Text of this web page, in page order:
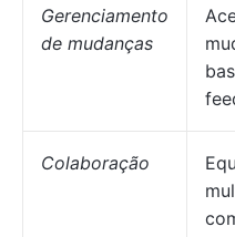
Gerenciamento
de mudanças
Colaboração